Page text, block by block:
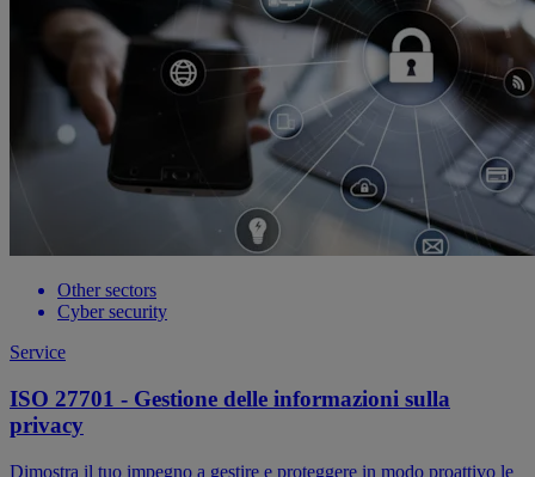
Other sectors
Cyber security
Service
ISO 27701 - Gestione delle informazioni sulla
privacy
Dimostra il tuo impegno a gestire e proteggere in modo proattivo le